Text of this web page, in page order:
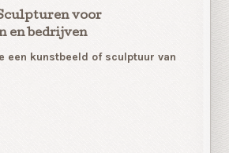
voor
en bedrijven
een kunstbeeld of sculptuur van